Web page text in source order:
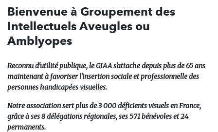
Bienvenue à Groupement des
Intellectuels Aveugles ou
Amblyopes
Reconnu d'utilité publique, le GIAA s'attache depuis plus de 65 ans
maintenant à favoriser l'insertion sociale et professionnelle des
personnes handicapées visuelles.
Notre association sert plus de 3 000 déficients visuels en France,
grâce à ses 8 délégations régionales, ses 571 bénévoles et 24
permanents.